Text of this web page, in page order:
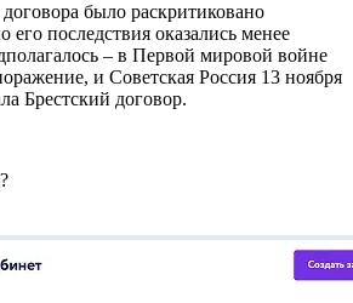
было раскритиковано
его последствия оказались менее
– в Первой мировой войне
и Советская Россия 13 ноября
Брестский договор.